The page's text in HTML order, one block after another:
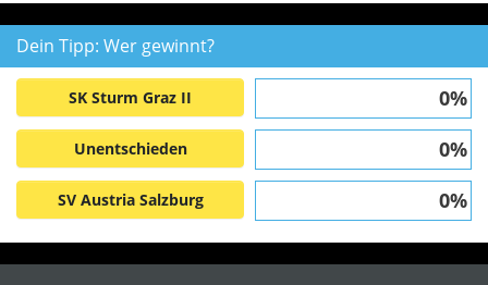
Dein Tipp: Wer gewinnt?
SK Sturm Graz II 0%
Unentschieden 0%
SV Austria Salzburg 0%